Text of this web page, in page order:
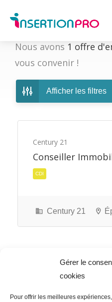
Gérer le
cookies
Pour offrir les meilleures
Nous avons 1 offre
vous convenir !
Afficher les filtres
Century 21
Conseiller
Century 21